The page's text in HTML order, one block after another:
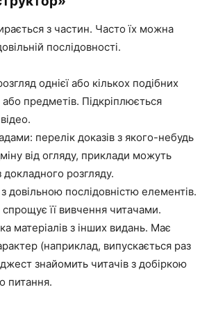
з частин. Часто їх можна
послідовності.
однієї або кількох подібних
предметів. Підкріплюється
перелік доказів з якого-небудь
від огляду, приклади можуть
докладного розгляду.
довільною послідовністю елементів.
спрощує її вивчення читачами.
матеріалів з інших видань. Має
(наприклад, випускається раз
знайомить читачів з добіркою
питання.